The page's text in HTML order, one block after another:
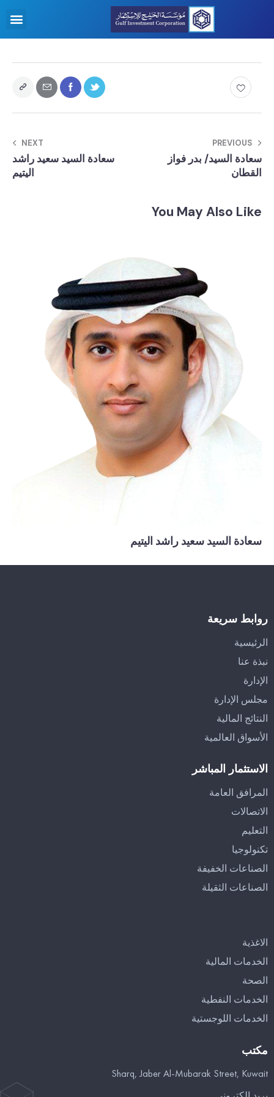
PREVIOUS
سعادة السيد/ بدر فواز
القطان
NEXT
سعادة السيد سعيد راشد
اليتيم
You May Also Like
سعادة السيد سعيد راشد اليتيم
روابط سريعة
الرئيسية
نبذة عنا
الإدارة
مجلس الإدارة
النتائج المالية
الأسواق العالمية
الاستثمار المباشر
المرافق العامة
الاتصالات
التعليم
تكنولوجيا
الصناعات الخفيفة
الصناعات الثقيلة
الاغذية
الخدمات المالية
الصحة
الخدمات النفطية
الخدمات اللوجستية
مكتب
Sharq, Jaber Al-Mubarak Street, Kuwait